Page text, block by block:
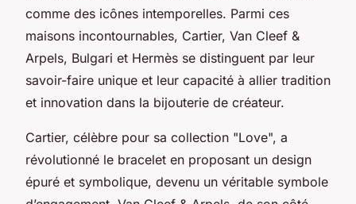
comme des icônes intemporelles. Parmi ces
maisons incontournables, Cartier, Van Cleef &
Arpels, Bulgari et Hermès se distinguent par leur
savoir-faire unique et leur capacité à allier tradition
et innovation dans la bijouterie de créateur.
Cartier, célèbre pour sa collection "Love", a
révolutionné le bracelet en proposant un design
épuré et symbolique, devenu un véritable symbole